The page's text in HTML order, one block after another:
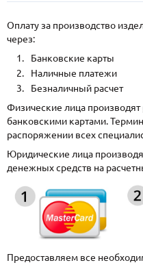
Оплату за производство
через:
Банковские карты
Наличные платежи
Безналичный расчет
Физические лица
банковскими картами.
распоряжении всех
Юридические лица
денежных средств на
Предоставляем все